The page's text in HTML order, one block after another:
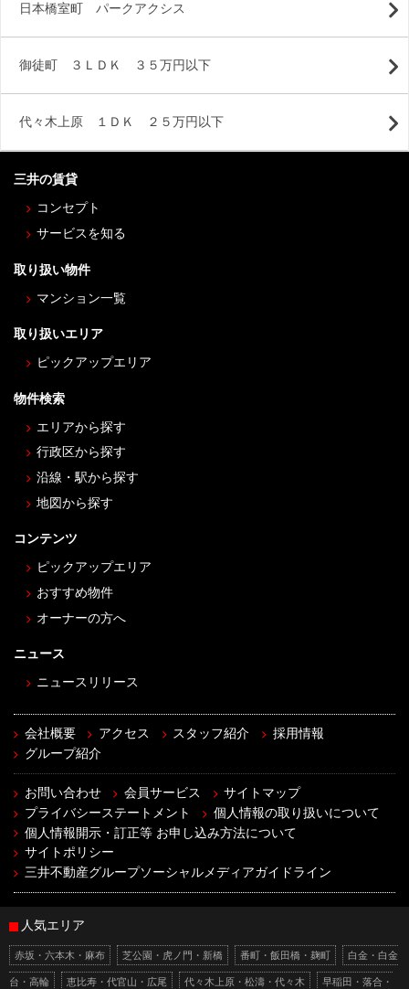
日本橋室町 パークアクシス
御徒町 ３ＬＤＫ ３５万円以下
代々木上原 １ＤＫ ２５万円以下
三井の賃貸
コンセプト
サービスを知る
取り扱い物件
マンション一覧
取り扱いエリア
ピックアップエリア
物件検索
エリアから探す
行政区から探す
沿線・駅から探す
地図から探す
コンテンツ
ピックアップエリア
おすすめ物件
オーナーの方へ
ニュース
ニュースリリース
会社概要 アクセス スタッフ紹介
採用情報
グループ紹介
お問い合わせ 会員サービス
サイトマップ
プライバシーステートメント
個人情報の取り扱いについて
個人情報開示・訂正等 お申し込み方法について
サイトポリシー
三井不動産グループソーシャルメディアガイドライン
人気エリア
赤坂・六本木・麻布 芝公園・虎ノ門・新橋 番町・飯田橋・麹町 白金・白金
台・高輪 恵比寿・代官山・広尾 代々木上原・松濤・代々木 早稲田・落合・